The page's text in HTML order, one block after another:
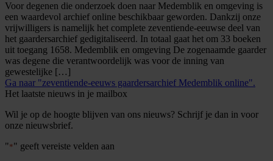
Voor degenen die onderzoek doen naar Medemblik en omgeving is
een waardevol archief online beschikbaar geworden. Dankzij onze
vrijwilligers is namelijk het complete zeventiende-eeuwse deel van
het gaardersarchief gedigitaliseerd. In totaal gaat het om 33 boeken
uit toegang 1658. Medemblik en omgeving De zogenaamde gaarder
was degene die verantwoordelijk was voor de inning van
gewestelijke […]
Ga naar "zeventiende-eeuws gaardersarchief Medemblik online".
Het laatste nieuws in je mailbox
Wil je op de hoogte blijven van ons nieuws? Schrijf je dan in voor
onze nieuwsbrief.
"*" geeft vereiste velden aan